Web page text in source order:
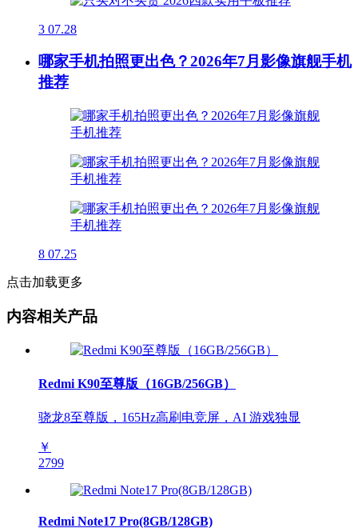
3 07.28
哪家手机拍照更出色？2026年7月影像旗舰手机
推荐
8 07.25
点击加载更多
内容相关产品
Redmi K90至尊版（16GB/256GB）
骁龙8至尊版，165Hz高刷电竞屏，AI 游戏独显
￥
2799
Redmi Note17 Pro(8GB/128GB)